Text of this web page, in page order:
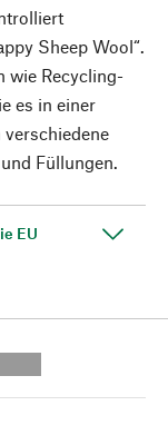
Sheep Wool“.
wie Recycling-
es in einer
verschiedene
Füllungen.
EU